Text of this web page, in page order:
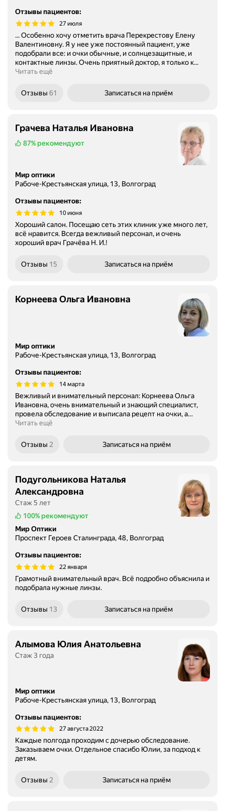
Отзывы пациентов:
27 июля
... Особенно хочу отметить врача Перекрестову Елену
Валентиновну. Я у нее уже постоянный пациент, уже
подобрали все: и очки обычные, и солнцезащитные, и
контактные линзы. Очень приятный доктор, я только к...
Читать ещё
Отзывы 61 Записаться на приём
Грачева Наталья Ивановна
87% рекомендуют
Мир оптики
Рабоче-Крестьянская улица, 13, Волгоград
Отзывы пациентов:
10 июня
Хороший салон. Посещаю сеть этих клиник уже много лет,
всё нравится. Всегда вежливый персонал, и очень
хороший врач Грачёва Н. И.!
Отзывы 15 Записаться на приём
Корнеева Ольга Ивановна
Мир оптики
Рабоче-Крестьянская улица, 13, Волгоград
Отзывы пациентов:
14 марта
Вежливый и внимательный персонал: Корнеева Ольга
Ивановна, очень внимательный и знающий специалист,
провела обследование и выписала рецепт на очки, а…
Читать ещё
Отзывы 2 Записаться на приём
Подугольникова Наталья
Александровна
Стаж 5 лет
100% рекомендуют
Мир Оптики
Проспект Героев Сталинграда, 48, Волгоград
Отзывы пациентов:
22 января
Грамотный внимательный врач. Всё подробно объяснила и
подобрала нужные линзы.
Отзывы 13 Записаться на приём
Алымова Юлия Анатольевна
Стаж 3 года
Мир оптики
Рабоче-Крестьянская улица, 13, Волгоград
Отзывы пациентов:
27 августа 2022
Каждые полгода проходим с дочерью обследование.
Заказываем очки. Отдельное спасибо Юлии, за подход к
детям.
Отзывы 2 Записаться на приём